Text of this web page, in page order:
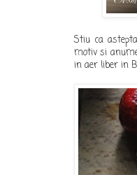
Stiu ca
motiv si
in aer liber in